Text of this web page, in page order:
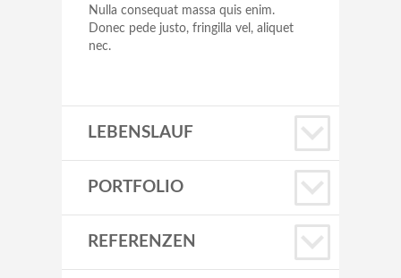
Nulla consequat massa quis enim.
Donec pede justo, fringilla vel, aliquet
nec.
LEBENSLAUF
PORTFOLIO
REFERENZEN